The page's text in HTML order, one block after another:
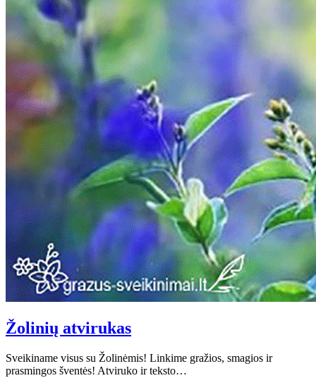
Žolinių atvirukas
Sveikiname visus su Žolinėmis! Linkime gražios, smagios ir
prasmingos šventės! Atviruko ir teksto…